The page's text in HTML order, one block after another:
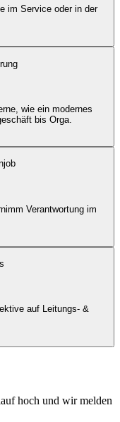
im Service oder in der
wie ein modernes
bis Orga.
Verantwortung im
auf Leitungs- &
hoch und wir melden